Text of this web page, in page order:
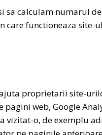
sa calculam numarul
functioneaza site-
proprietarii site-
web, Google
o, de exemplu